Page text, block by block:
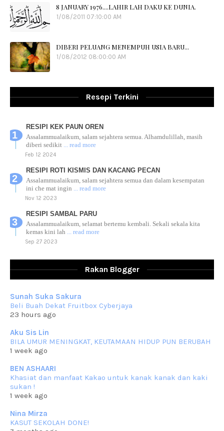
8 JANUARY 1976....LAHIR LAH DAKU KE DUNIA.
1/08/2011 07:10:00 AM
DIBERI PELUANG MENEMPUH USIA BARU...
1/08/2012 08:00:00 AM
Resepi Terkini
RESIPI KEK PAUN OREN
Assalammualaikum, salam sejahtera semua. Alhamdulillah, masih
diberi sedikit ... read more
Feb 12 2024
RESIPI ROTI KISMIS DAN KACANG PECAN
Assalammualaikum, salam sejahtera semua dan dalam kesempatan
ini che mat ingin ... read more
Nov 12 2023
RESIPI SAMBAL PARU
Assalammualaikum, selamat bertemu kembali. Sekali sekala kita
kemas kini lah ... read more
Sep 27 2023
Assalammualaikum, salam sejahtera dan salam rindu untuk semua.
RESIPI KUIH KASWI KELEDEK UNGU
Assalammualaikum, salam semua. Masih belum terlambat untuk che
mat ucapkan
Jun 30 2023
RESIPI KURMA AYAM MERAH
Assalammualaikum, salam semua. Hari ni 4 Zulhijjah 1444 Hijrah,
Jun 23 2023
RESIPI SAMBAL PARU
Assalammualaikum, salam sejahtera semua. Lama betul che mat tak
Jun 20 2023
Rakan Blogger
Sunah Suka Sakura
Beli Buah Dekat Fruitbox Cyberjaya
23 hours ago
Aku Sis Lin
BILA UMUR MENINGKAT, KEUTAMAAN HIDUP PUN BERUBAH
1 week ago
BEN ASHAARI
Khasiat dan manfaat Kakao untuk kanak kanak dan kaki
sukan !
1 week ago
Nina Mirza
KASUT SEKOLAH DONE!